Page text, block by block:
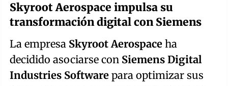
Skyroot Aerospace impulsa su
transformación digital con Siemens
La empresa Skyroot Aerospace ha
decidido asociarse con Siemens Digital
Industries Software para optimizar sus